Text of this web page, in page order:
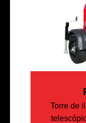
Torre de